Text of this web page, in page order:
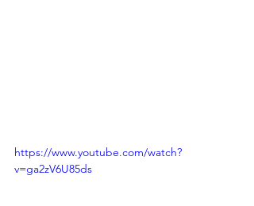
https://www.youtube.com/watch?
v=ga2zV6U85ds